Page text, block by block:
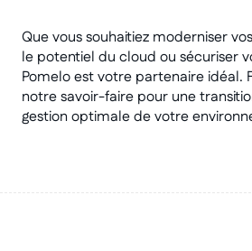
Que vous souhaitiez moderniser
le potentiel du cloud ou sécuriser
Pomelo est votre partenaire idéal.
notre savoir-faire pour une
gestion optimale de votre